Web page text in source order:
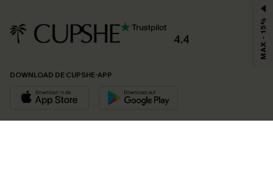
4.4
DOWNLOAD DE CUPSHE-APP
MAX - 15%